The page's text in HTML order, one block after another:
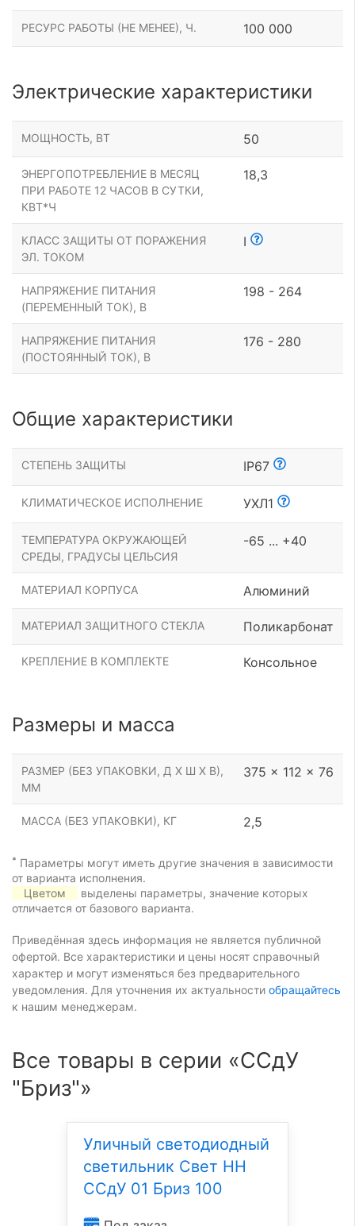
РЕСУРС РАБОТЫ (НЕ МЕНЕЕ), Ч. 100 000
Электрические характеристики
МОЩНОСТЬ, ВТ 50
ЭНЕРГОПОТРЕБЛЕНИЕ В МЕСЯЦ
ПРИ РАБОТЕ 12 ЧАСОВ В СУТКИ,
КВТ*Ч
18,3
КЛАСС ЗАЩИТЫ ОТ ПОРАЖЕНИЯ
ЭЛ. ТОКОМ
I
НАПРЯЖЕНИЕ ПИТАНИЯ
(ПЕРЕМЕННЫЙ ТОК), В
198 - 264
НАПРЯЖЕНИЕ ПИТАНИЯ
(ПОСТОЯННЫЙ ТОК), В
176 - 280
Общие характеристики
СТЕПЕНЬ ЗАЩИТЫ IP67
КЛИМАТИЧЕСКОЕ ИСПОЛНЕНИЕ УХЛ1
ТЕМПЕРАТУРА ОКРУЖАЮЩЕЙ
СРЕДЫ, ГРАДУСЫ ЦЕЛЬСИЯ
-65 ... +40
МАТЕРИАЛ КОРПУСА Алюминий
МАТЕРИАЛ ЗАЩИТНОГО СТЕКЛА Поликарбонат
КРЕПЛЕНИЕ В КОМПЛЕКТЕ Консольное
Размеры и масса
РАЗМЕР (БЕЗ УПАКОВКИ, Д Х Ш Х В),
ММ
375 x 112 x 76
МАССА (БЕЗ УПАКОВКИ), КГ 2,5
* Параметры могут иметь другие значения в зависимости
от варианта исполнения.
Цветом
выделены параметры, значение которых
отличается от базового варианта.
Приведённая здесь информация не является публичной
офертой. Все характеристики и цены носят справочный
характер и могут изменяться без предварительного
уведомления. Для уточнения их актуальности обращайтесь
к нашим менеджерам.
Все товары в серии «ССдУ
"Бриз"»
Уличный светодиодный
светильник Свет НН
ССдУ 01 Бриз 100